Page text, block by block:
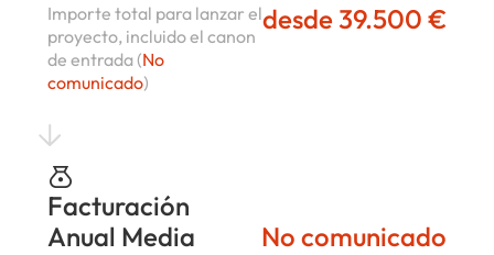
Importe total para lanzar el
proyecto, incluido el canon
de entrada (No
comunicado)
desde 39.500 €
Facturación
Anual Media
No comunicado